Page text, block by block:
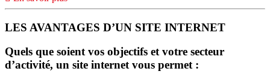
LES AVANTAGES D’UN SITE INTERNET
Quels que soient vos objectifs et votre secteur
d’activité, un site internet vous permet :